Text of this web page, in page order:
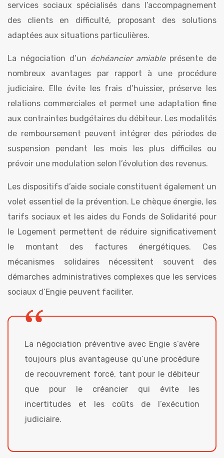
services sociaux spécialisés dans l’accompagnement
des clients en difficulté, proposant des solutions
adaptées aux situations particulières.
La négociation d’un échéancier amiableprésente de
nombreux avantages par rapport à une procédure
judiciaire. Elle évite les frais d’huissier, préserve les
relations commerciales et permet une adaptation fine
aux contraintes budgétaires du débiteur. Les modalités
de remboursement peuvent intégrer des périodes de
suspension pendant les mois les plus difficiles ou
prévoir une modulation selon l’évolution des revenus.
Les dispositifs d’aide sociale constituent également un
volet essentiel de la prévention. Le chèque énergie, les
tarifs sociaux et les aides du Fonds de Solidarité pour
le Logement permettent de réduire significativement
le montant des factures énergétiques. Ces
mécanismes solidaires nécessitent souvent des
démarches administratives complexes que les services
sociaux d’Engie peuvent faciliter.
La négociation préventive avec Engie s’avère
toujours plus avantageuse qu’une procédure
de recouvrement forcé, tant pour le débiteur
que pour le créancier qui évite les
incertitudes et les coûts de l’exécution
judiciaire.